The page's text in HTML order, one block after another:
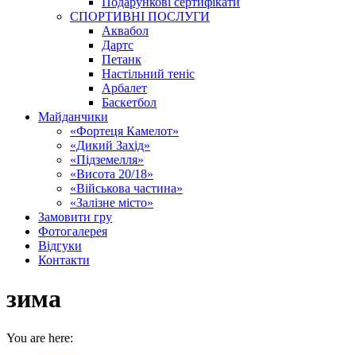
СПОРТИВНІ ПОСЛУГИ
Аквабол
Дартс
Петанк
Настільний теніс
Арбалет
Баскетбол
Майданчики
«Фортеця Камелот»
«Дикий Захід»
«Підземелля»
«Висота 20/18»
«Військова частина»
«Залізне місто»
Замовити гру
Фотогалерея
Відгуки
Контакти
зима
You are here: